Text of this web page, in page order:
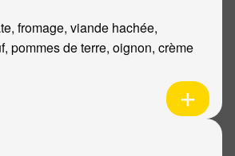
fromage, viande hachée,
pommes de terre, oignon, crème